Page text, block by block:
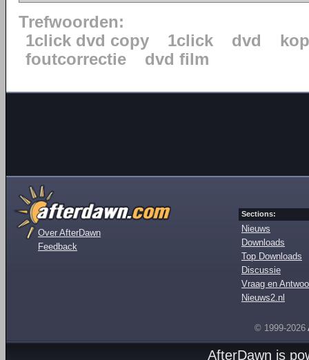
Trefwoorden:
1click dvd copy
1click dvd
foutcorrectie
dvd film
Over AfterDawn
Feedback
Sections:
Nieuws
Downloads
Top Downloads
Discussie
Vraag en
Nieuws2.nl
© 1999-2026
AfterDawn is